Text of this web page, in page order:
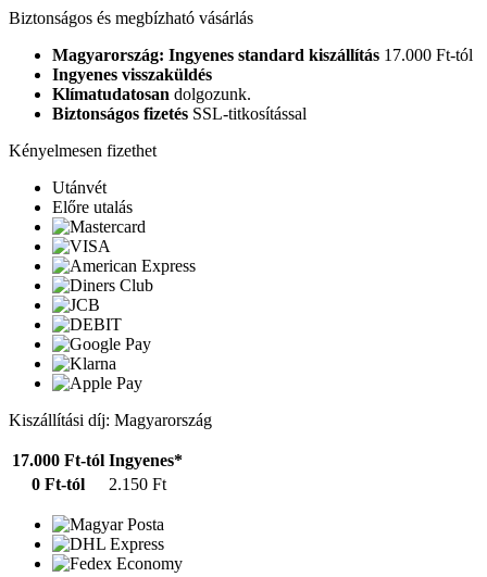
Biztonságos és megbízható vásárlás
Magyarország: Ingyenes standard kiszállítás 17.000 Ft-tól
Ingyenes visszaküldés
Klímatudatosan dolgozunk.
Biztonságos fizetés SSL-titkosítással
Kényelmesen fizethet
Utánvét
Előre utalás
Kiszállítási díj: Magyarország
17.000 Ft-tól Ingyenes*
0 Ft-tól
2.150 Ft